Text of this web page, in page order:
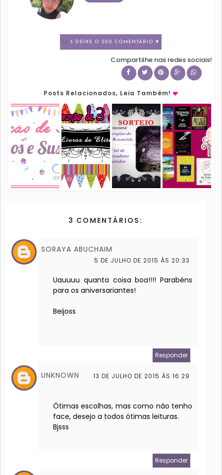
3 DEIXE O SEU COMENTÁRIO ♥
Compartilhe nas redes sociais!
Posts Relacionados, Leia Também!
3 COMENTÁRIOS:
SORAYA ABUCHAIM
5 DE JULHO DE 2015 ÀS 20:33
Uauuuu quanta coisa boa!!!! Parabéns
para os aniversariantes!
Beijoss
Responder
UNKNOWN 13 DE JULHO DE 2015 ÀS 16:29
Ótimas escolhas, mas como não tenho
face, desejo a todos ótimas leituras.
Bjsss
Responder